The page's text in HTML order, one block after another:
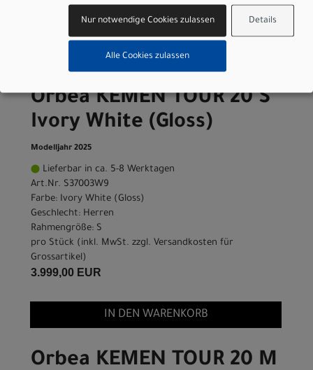
3.499,00 EUR
IN DEN WARENKORB
Orbea KEMEN TOUR 20 S
Ivory White (Gloss)
Modelljahr 2025
Lieferbar in ca. 5-8 Werktagen
Art.Nr. S37003W9
Farbe: Ivory White (Gloss)
Geschlecht: Herren
Rahmengröße: S
pro Stück (inkl. MwSt. zzgl. Versandkosten für
Grossartikel )
3.999,00 EUR
IN DEN WARENKORB
Orbea KEMEN TOUR 20 M
Details
Nur notwendige Cookies zulassen
Alle Cookies zulassen